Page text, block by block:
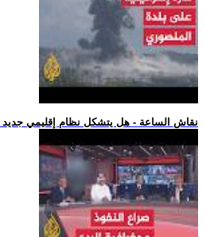
.. نقاش الساعة - هل يتشكل نظام إقليمي